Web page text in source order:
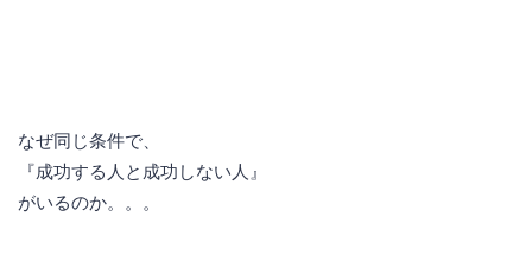
なぜ同じ条件で、
『成功する人と成功しない人』
がいるのか。。。